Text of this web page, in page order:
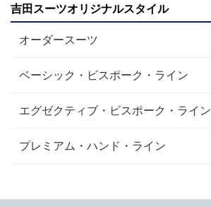
吉田スーツオリジナルスタイル
オーダースーツ
ベーシック・ビスポーク・ライン
エグゼクティブ・ビスポーク・ライン
プレミアム・ハンド・ライン